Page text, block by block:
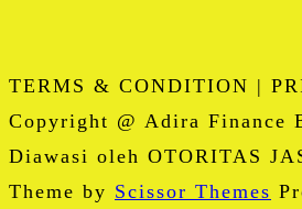
TERMS & CONDITION |
Copyright @ Adira Finance
Diawasi oleh OTORITAS
Theme by Scissor Themes